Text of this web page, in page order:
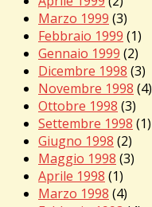
Marzo 1999 (3)
Febbraio 1999 (1)
Gennaio 1999 (2)
Dicembre 1998 (3)
Novembre 1998 (4)
Ottobre 1998 (3)
Settembre 1998 (1)
Giugno 1998 (2)
Maggio 1998 (3)
Aprile 1998 (1)
Marzo 1998 (4)